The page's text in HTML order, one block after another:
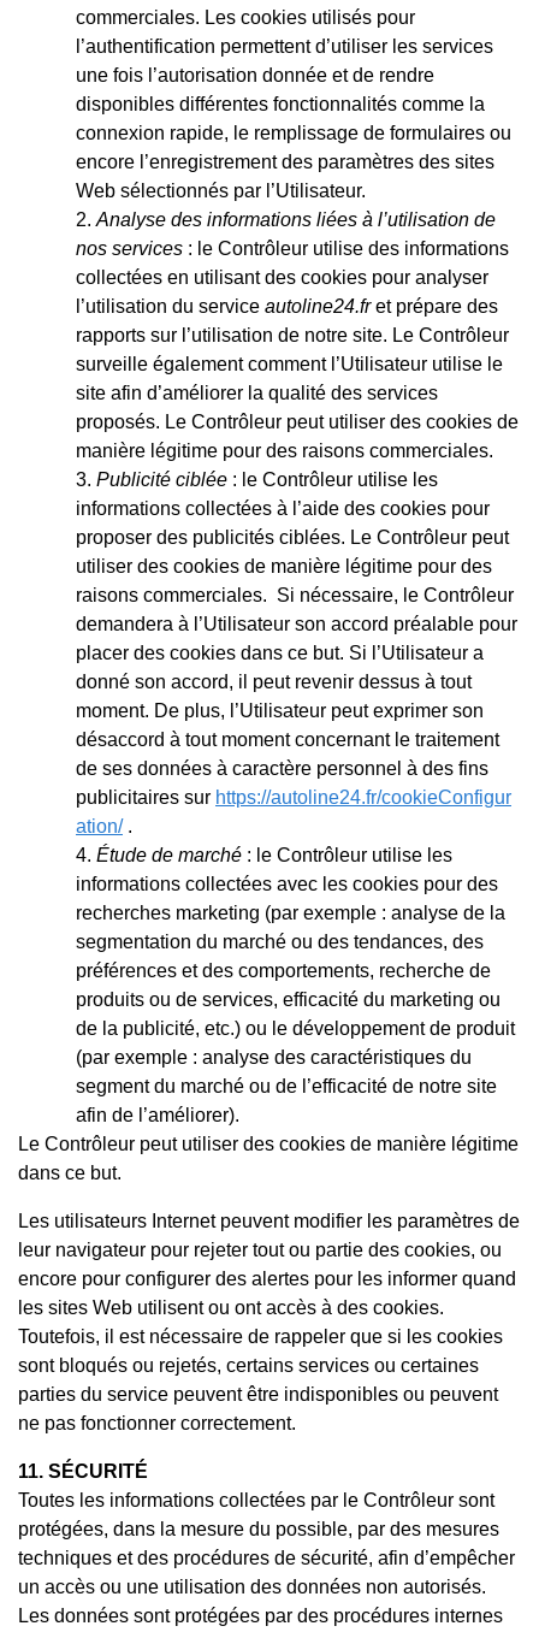
commerciales. Les cookies utilisés pour
l’authentification permettent d’utiliser les services
une fois l’autorisation donnée et de rendre
disponibles différentes fonctionnalités comme la
connexion rapide, le remplissage de formulaires ou
encore l’enregistrement des paramètres des sites
Web sélectionnés par l’Utilisateur.
Analyse des informations liées à l’utilisation de
nos services : le Contrôleur utilise des informations
collectées en utilisant des cookies pour analyser
l’utilisation du service autoline24.fret prépare des
rapports sur l’utilisation de notre site. Le Contrôleur
surveille également comment l’Utilisateur utilise le
site afin d’améliorer la qualité des services
proposés. Le Contrôleur peut utiliser des cookies de
manière légitime pour des raisons commerciales.
Publicité ciblée : le Contrôleur utilise les
informations collectées à l’aide des cookies pour
proposer des publicités ciblées. Le Contrôleur peut
utiliser des cookies de manière légitime pour des
raisons commerciales. Si nécessaire, le Contrôleur
demandera à l’Utilisateur son accord préalable pour
placer des cookies dans ce but. Si l’Utilisateur a
donné son accord, il peut revenir dessus à tout
moment. De plus, l’Utilisateur peut exprimer son
désaccord à tout moment concernant le traitement
de ses données à caractère personnel à des fins
publicitaires sur https://autoline24.fr/cookieConfigur
ation/.
Étude de marché : le Contrôleur utilise les
informations collectées avec les cookies pour des
recherches marketing (par exemple : analyse de la
segmentation du marché ou des tendances, des
préférences et des comportements, recherche de
produits ou de services, efficacité du marketing ou
de la publicité, etc.) ou le développement de produit
(par exemple : analyse des caractéristiques du
segment du marché ou de l’efficacité de notre site
afin de l’améliorer).
Le Contrôleur peut utiliser des cookies de manière légitime
dans ce but.
Les utilisateurs Internet peuvent modifier les paramètres de
leur navigateur pour rejeter tout ou partie des cookies, ou
encore pour configurer des alertes pour les informer quand
les sites Web utilisent ou ont accès à des cookies.
Toutefois, il est nécessaire de rappeler que si les cookies
sont bloqués ou rejetés, certains services ou certaines
parties du service peuvent être indisponibles ou peuvent
ne pas fonctionner correctement.
11. SÉCURITÉ
Toutes les informations collectées par le Contrôleur sont
protégées, dans la mesure du possible, par des mesures
techniques et des procédures de sécurité, afin d’empêcher
un accès ou une utilisation des données non autorisés.
Les données sont protégées par des procédures internes